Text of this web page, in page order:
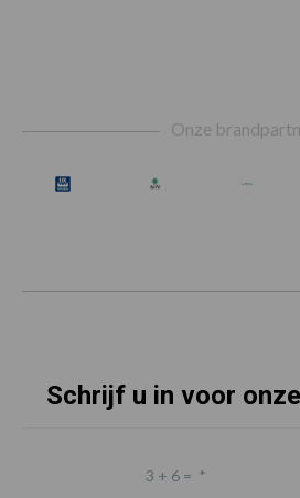
Onze
Schrijf u in voor
3 + 6 = *